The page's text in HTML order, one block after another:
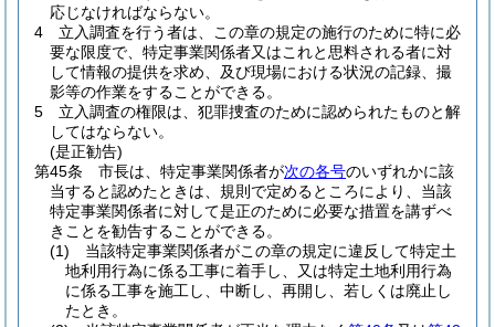
応じなければならない。
4
立入調査を行う者は、この章の規定の施行のために特に必
要な限度で、特定事業関係者又はこれと思料される者に対
して情報の提供を求め、及び現場における状況の記録、撮
影等の作業をすることができる。
5
立入調査の権限は、犯罪捜査のために認められたものと解
してはならない。
(是正勧告)
第45条
市長は、特定事業関係者が次の各号のいずれかに該
当すると認めたときは、規則で定めるところにより、当該
特定事業関係者に対して是正のために必要な措置を講ずべ
きことを勧告することができる。
(1)
当該特定事業関係者がこの章の規定に違反して特定土
地利用行為に係る工事に着手し、又は特定土地利用行為
に係る工事を施工し、中断し、再開し、若しくは廃止し
たとき。